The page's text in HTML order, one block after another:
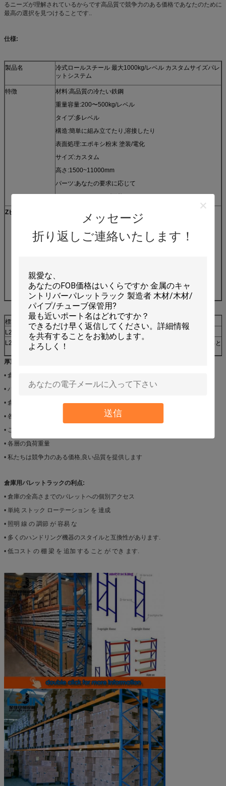
メッセージ
折り返しご連絡いたします！
送信
るニーズが理解されているからです高品質で競争力のある価格であなたのために
最高の選択を見つけることです..
仕様:
製品名
冷式ロールスチール 最大1000kg/レベル カスタムサイズパレ
ットシステム
特徴
材料:高品質の冷たい鉄鋼
重量容量:200〜500kg/レベル
タイプ:多レベル
構造:簡単に組み立てたり,溶接したり
表面処理:エポキシ粉末 塗装/電化
サイズ:カスタム
高さ:1500~11000mm
パーツ:あなたの要求に応じて
カラー:カスタマイズ可能
Zヒジヤ
解決法:無料利用可能
ODM&OEM:利用可能
認証:ISO90001/ISO14001
応答時間は30分
標準 サイズ 層 荷重 波長 (mm)
L2000*D600*H2000mm4 200~300kg/層 60*40*1です0
L2000*D600*H2000mm
400~500kg/層
80*40*1 とすると
厚重パレットラッキングの引用のために,私たちに下記の提供してください:
• 倉庫のCAD図 (利用可能な場合)
• パレットの大きさと重量 (長さ,幅,高さ)
• 倉庫の大きさ (長さ,幅,高さ)
• 各棚の層
• ご希望の色
• 各層の負荷重量
• 私たちは競争力のある価格,良い品質を提供します
倉庫用パレットラックの利点:
• 倉庫の全高さまでのパレットへの個別アクセス
• 単純 ストック ローテーション を 達成
• 照明 線 の 調節 が 容易 な
• 多くのハンドリング機器のスタイルと互換性があります.
• 低コスト の 棚 梁 を 追加 する こと が でき ます.